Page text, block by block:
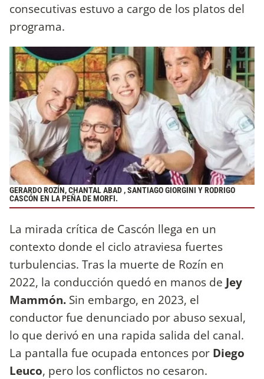
consecutivas estuvo a cargo de los platos del
programa.
GERARDO ROZÍN, CHANTAL ABAD , SANTIAGO GIORGINI Y RODRIGO
CASCÓN EN LA PEÑA DE MORFI.
La mirada crítica de Cascón llega en un
contexto donde el ciclo atraviesa fuertes
turbulencias. Tras la muerte de Rozín en
2022, la conducción quedó en manos de Jey
Mammón. Sin embargo, en 2023, el
conductor fue denunciado por abuso sexual,
lo que derivó en una rapida salida del canal.
La pantalla fue ocupada entonces por Diego
Leuco, pero los conflictos no cesaron.